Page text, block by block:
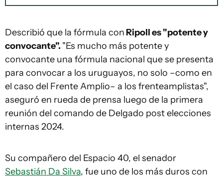
Describió que la fórmula conRipoll es "potente y
convocante". "Es mucho más potente y
convocante una fórmula nacional que se presenta
para convocar a los uruguayos, no solo –como en
el caso del Frente Amplio– a los frenteamplistas",
aseguró en rueda de prensa luego de la primera
reunión del comando de Delgado post elecciones
internas 2024.
Su compañero del Espacio 40, el senador
Sebastián Da Silva, fue uno de los más duros con